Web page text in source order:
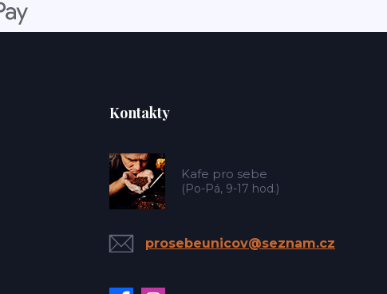
Kontakty
Kafe pro sebe
(Po-Pá, 9-17 hod.)
prosebeunicov@seznam.cz